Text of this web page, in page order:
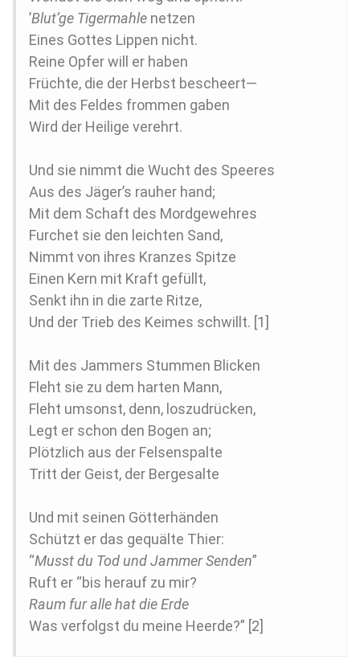
’Blut’ge Tigermahle netzen
Eines Gottes Lippen nicht.
Reine Opfer will er haben
Früchte, die der Herbst bescheert—
Mit des Feldes frommen gaben
Wird der Heilige verehrt.
Und sie nimmt die Wucht des Speeres
Aus des Jäger’s rauher hand;
Mit dem Schaft des Mordgewehres
Furchet sie den leichten Sand,
Nimmt von ihres Kranzes Spitze
Einen Kern mit Kraft gefüllt,
Senkt ihn in die zarte Ritze,
Und der Trieb des Keimes schwillt. [1]
Mit des Jammers Stummen Blicken
Fleht sie zu dem harten Mann,
Fleht umsonst, denn, loszudrücken,
Legt er schon den Bogen an;
Plötzlich aus der Felsenspalte
Tritt der Geist, der Bergesalte
Und mit seinen Götterhänden
Schützt er das gequälte Thier:
“Musst du Tod und Jammer Senden”
Ruft er “bis herauf zu mir?
Raum fur alle hat die Erde
Was verfolgst du meine Heerde?” [2]